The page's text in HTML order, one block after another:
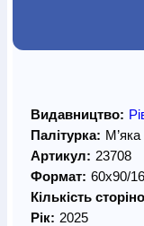
Видавництво:
Палітурка: М’яка
Артикул: 23708
Формат: 60х90/
Кількість
Рік: 2025